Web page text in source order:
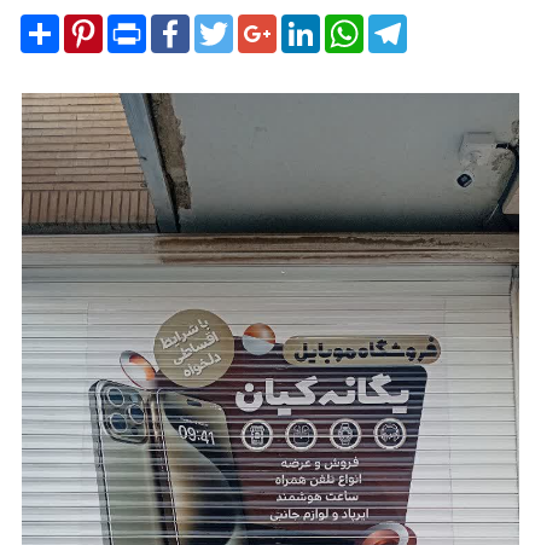
Share
Pinterest Print
FacebookTwitterGoogle+LinkedIn
WhatsAppTelegram